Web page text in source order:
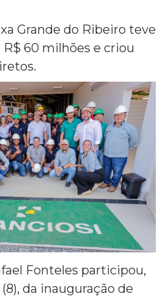
Grande do Ribeiro teve
60 milhões e criou
Fonteles participou,
da inauguração de